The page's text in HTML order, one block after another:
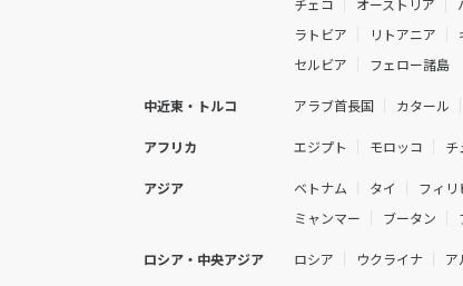
チェコ
オーストリア
ラトビア
リトアニア
セルビア
フェロー諸島
中近東・トルコ アラブ首長国 カタール
アフリカ エジプト モロッコ チ
アジア ベトナム タイ フィリ
ミャンマー
ブータン
ロシア・中央アジア ロシア ウクライナ ア